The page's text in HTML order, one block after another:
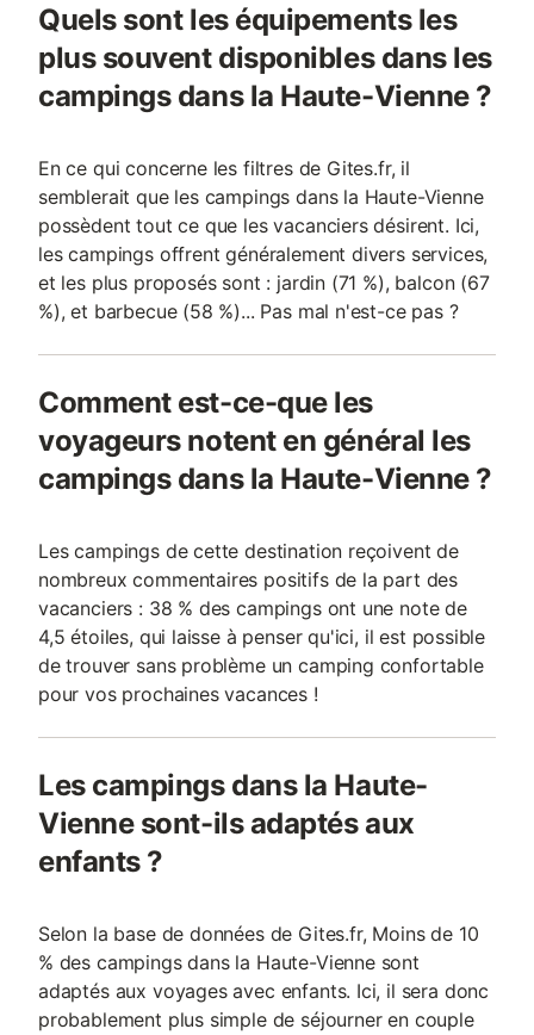
Quels sont les équipements les
plus souvent disponibles dans les
campings dans la Haute-Vienne ?
En ce qui concerne les filtres de Gites.fr, il
semblerait que les campings dans la Haute-Vienne
possèdent tout ce que les vacanciers désirent. Ici,
les campings offrent généralement divers services,
et les plus proposés sont : jardin (71 %), balcon (67
%), et barbecue (58 %)... Pas mal n'est-ce pas ?
Comment est-ce-que les
voyageurs notent en général les
campings dans la Haute-Vienne ?
Les campings de cette destination reçoivent de
nombreux commentaires positifs de la part des
vacanciers : 38 % des campings ont une note de
4,5 étoiles, qui laisse à penser qu'ici, il est possible
de trouver sans problème un camping confortable
pour vos prochaines vacances !
Les campings dans la Haute-
Vienne sont-ils adaptés aux
enfants ?
Selon la base de données de Gites.fr, Moins de 10
% des campings dans la Haute-Vienne sont
adaptés aux voyages avec enfants. Ici, il sera donc
probablement plus simple de séjourner en couple